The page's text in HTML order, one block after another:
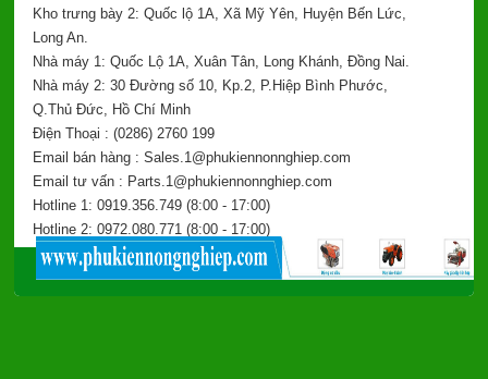
Kho trưng bày 2: Quốc lộ 1A, Xã Mỹ Yên, Huyện Bến Lức,
Long An.
Nhà máy 1: Quốc Lộ 1A, Xuân Tân, Long Khánh, Đồng Nai.
Nhà máy 2: 30 Đường số 10, Kp.2, P.Hiệp Bình Phước,
Q.Thủ Đức, Hồ Chí Minh
Điện Thoại : (0286) 2760 199
Email bán hàng : Sales.1@phukiennonnghiep.com
Email tư vấn : Parts.1@phukiennonnghiep.com
Hotline 1: 0919.356.749(8:00 - 17:00)
Hotline 2: 0972.080.771(8:00 - 17:00)